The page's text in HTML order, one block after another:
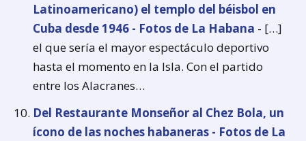
Latinoamericano) el templo del béisbol en
Cuba desde 1946 - Fotos de La Habana - […]
el que sería el mayor espectáculo deportivo
hasta el momento en la Isla. Con el partido
entre los Alacranes…
Del Restaurante Monseñor al Chez Bola, un
ícono de las noches habaneras - Fotos de La